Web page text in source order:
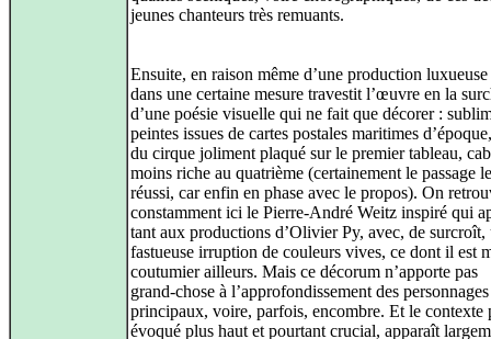
jeunes chanteurs très remuants.
Ensuite, en raison même d’une production
dans une certaine mesure travestit l’œuvre en la
d’une poésie visuelle qui ne fait que décorer :
peintes issues de cartes postales maritimes
du cirque joliment plaqué sur le premier tableau,
moins riche au quatrième (certainement le passage
réussi, car enfin en phase avec le propos). On
constamment ici le Pierre‑André Weitz inspiré qui
tant aux productions d’Olivier Py, avec, de surcroît,
fastueuse irruption de couleurs vives, ce dont il est
coutumier ailleurs. Mais ce décorum n’apporte pas
grand‑chose à l’approfondissement des personnages
principaux, voire, parfois, encombre. Et le contexte
évoqué plus haut et pourtant crucial, apparaît